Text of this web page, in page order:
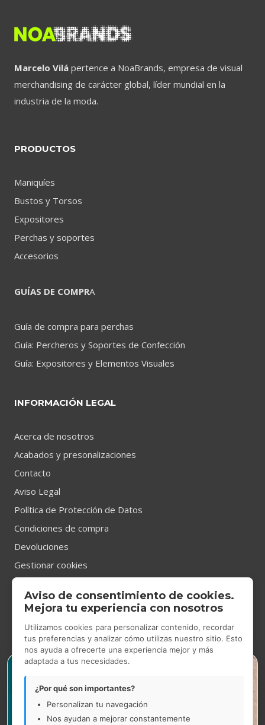
Marcelo Vilá pertence a NoaBrands, empresa de visual
merchandising de carácter global, líder mundial en la
industria de la moda.
PRODUCTOS
Maniquíes
Bustos y Torsos
Expositores
Perchas y soportes
Accesorios
GUÍAS DE COMPRA
Guía de compra para perchas
Guía: Percheros y Soportes de Confección
Guía: Expositores y Elementos Visuales
INFORMACIÓN LEGAL
Acerca de nosotros
Acabados y presonalizaciones
Contacto
Aviso Legal
Política de Protección de Datos
Condiciones de compra
Devoluciones
Gestionar cookies
CONTACTO
Tienda Showroomen Gran Via de les Corts Catalanes 531,
Barcelona.
De lunes a jueves de 9.00h a 14.00h y de 14.30h a 17.30h.
Viernes de 9.00h a 15.00h.
Aviso de consentimiento de cookies.
Mejora tu experiencia con nosotros
Utilizamos cookies para personalizar contenido, recordar
tus preferencias y analizar cómo utilizas nuestro sitio. Esto
nos ayuda a ofrecerte una experiencia mejor y más
adaptada a tus necesidades.
¿Por qué son importantes?
Personalizan tu navegación
Nos ayudan a mejorar constantemente